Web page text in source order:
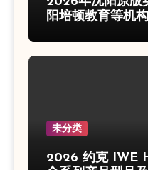
阳培顿教育等机
未分类
2026 约克 IWE